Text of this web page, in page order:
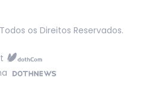
os Direitos Reservados.